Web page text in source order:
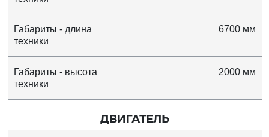
Габариты - длина
техники
6700 мм
Габариты - высота
техники
2000 мм
ДВИГАТЕЛЬ